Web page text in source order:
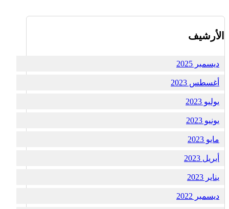
الأرشيف
ديسمبر 2025
أغسطس 2023
يوليو 2023
يونيو 2023
مايو 2023
أبريل 2023
يناير 2023
ديسمبر 2022